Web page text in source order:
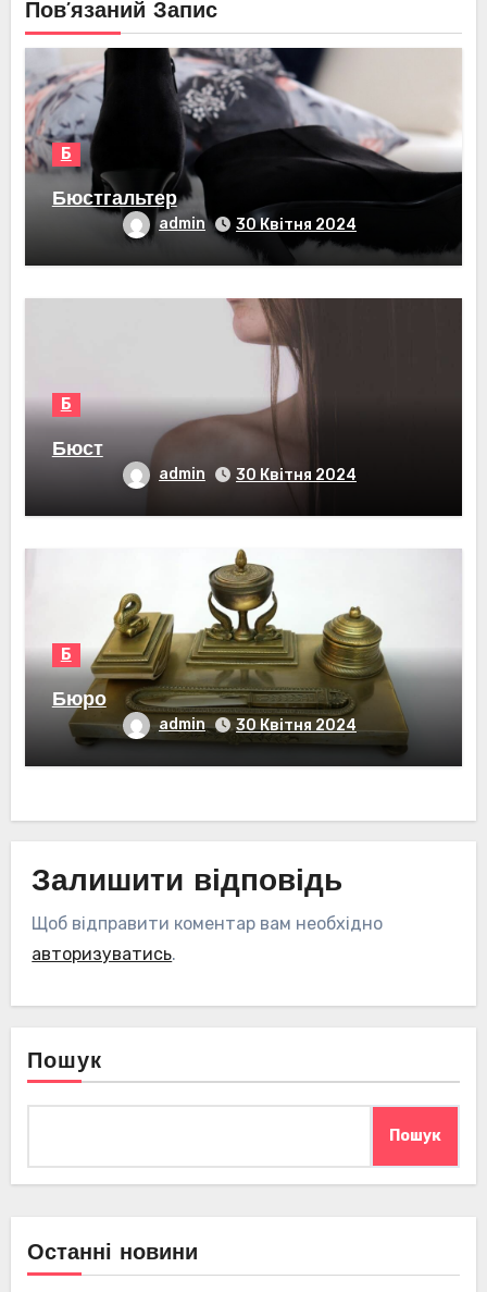
Пов’язаний Запис
Б
Бюстгальтер
admin 30 Квітня 2024
Б
Бюст
admin 30 Квітня 2024
Б
Бюро
admin 30 Квітня 2024
Залишити відповідь
Щоб відправити коментар вам необхідно
авторизуватись.
Пошук
Пошук
Останні новини